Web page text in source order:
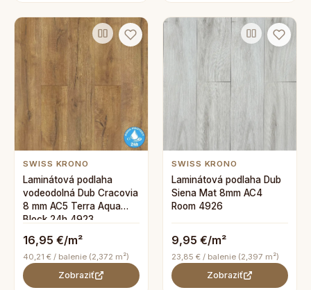
SWISS KRONO
Laminátová podlaha
vodeodolná Dub Cracovia
8 mm AC5 Terra Aqua
Block 24h 4923
16,95 €/m²
40,21 € / balenie (2,372 m²)
Zobraziť
SWISS KRONO
Laminátová podlaha Dub
Siena Mat 8mm AC4
Room 4926
9,95 €/m²
23,85 € / balenie (2,397 m²)
Zobraziť